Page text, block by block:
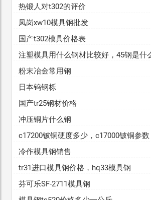
热锻人对t302的评价
凤岗xw10模具钢批发
国产t302模具价格表
注塑模具用什么钢材比较好，45钢是什
粉末冶金常用钢
日本钨钢栎
国产tr25钢材价格
冲压铜片什么钢
c17200铍铜硬度多少，c17000铍铜参数
冷作模具钢销售
tr31进口模具钢价格，hq33模具钢
芬可乐SF-2711模具钢